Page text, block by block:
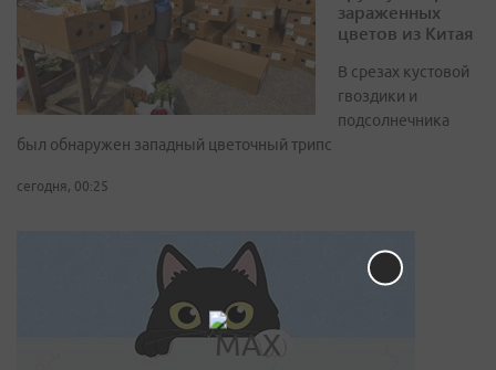
зараженных
цветов из Китая
В срезах кустовой
гвоздики и
подсолнечника
был обнаружен западный цветочный трипс
сегодня, 00:25